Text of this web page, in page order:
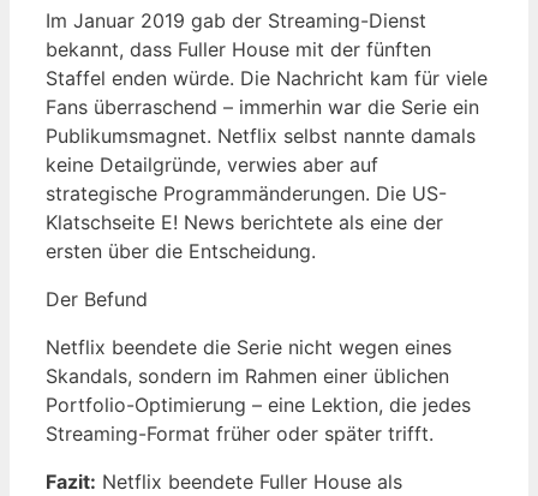
Im Januar 2019 gab der Streaming-Dienst
bekannt, dass Fuller House mit der fünften
Staffel enden würde. Die Nachricht kam für viele
Fans überraschend – immerhin war die Serie ein
Publikumsmagnet. Netflix selbst nannte damals
keine Detailgründe, verwies aber auf
strategische Programmänderungen. Die US-
Klatschseite E! News berichtete als eine der
ersten über die Entscheidung.
Der Befund
Netflix beendete die Serie nicht wegen eines
Skandals, sondern im Rahmen einer üblichen
Portfolio-Optimierung – eine Lektion, die jedes
Streaming-Format früher oder später trifft.
Fazit: Netflix beendete Fuller House als